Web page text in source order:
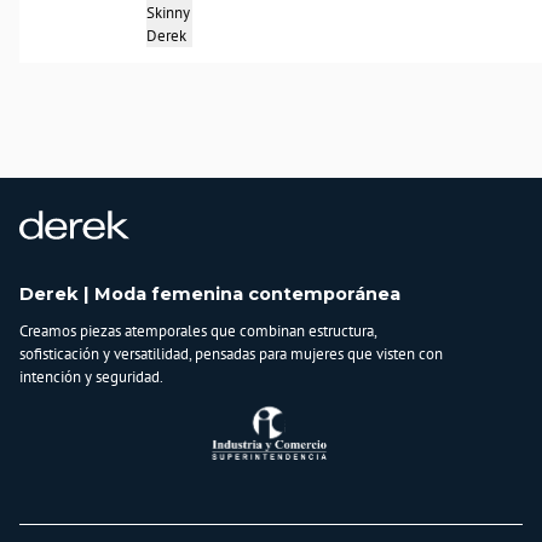
Skinny
Derek
Derek | Moda femenina contemporánea
Creamos piezas atemporales que combinan estructura,
sofisticación y versatilidad, pensadas para mujeres que visten con
intención y seguridad.